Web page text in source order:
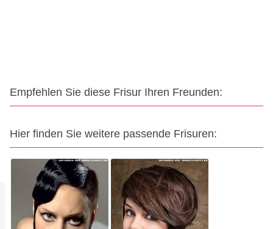
Empfehlen Sie diese Frisur Ihren Freunden:
Hier finden Sie weitere passende Frisuren: